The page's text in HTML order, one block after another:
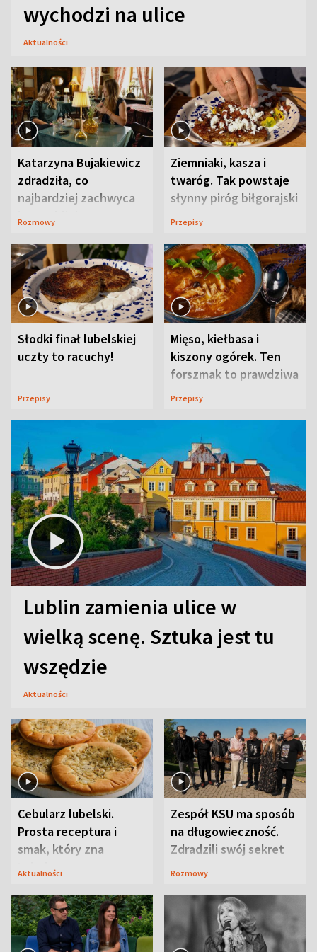
wychodzi na ulice
Aktualności
Katarzyna Bujakiewicz
zdradziła, co
najbardziej zachwyca
ją w Lublinie
Rozmowy
Ziemniaki, kasza i
twaróg. Tak powstaje
słynny piróg biłgorajski
Przepisy
Słodki finał lubelskiej
uczty to racuchy!
Przepisy
Mięso, kiełbasa i
kiszony ogórek. Ten
forszmak to prawdziwa
uczta
Przepisy
Lublin zamienia ulice w
wielką scenę. Sztuka jest tu
wszędzie
Aktualności
Cebularz lubelski.
Prosta receptura i
smak, który zna
Lubelszczyzna
Aktualności
Zespół KSU ma sposób
na długowieczność.
Zdradzili swój sekret
Rozmowy